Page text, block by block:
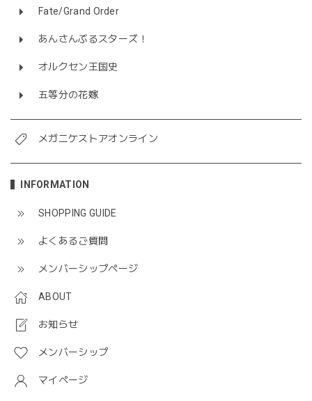
Fate/Grand Order
あんさんぶるスターズ！
オルクセン王国史
五等分の花嫁
メガニケストアオンライン
INFORMATION
SHOPPING GUIDE
よくあるご質問
メンバーシップページ
ABOUT
お知らせ
メンバーシップ
マイページ